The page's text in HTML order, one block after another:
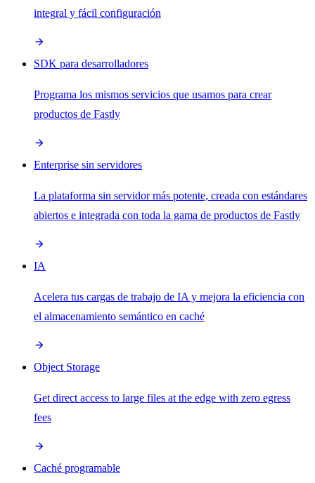
integral y fácil configuración
SDK para desarrolladores
Programa los mismos servicios que usamos para crear
productos de Fastly
Enterprise sin servidores
La plataforma sin servidor más potente, creada con estándares
abiertos e integrada con toda la gama de productos de Fastly
IA
Acelera tus cargas de trabajo de IA y mejora la eficiencia con
el almacenamiento semántico en caché
Object Storage
Get direct access to large files at the edge with zero egress
fees
Caché programable